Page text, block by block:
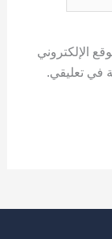
الإلكتروني
في تعليقي.